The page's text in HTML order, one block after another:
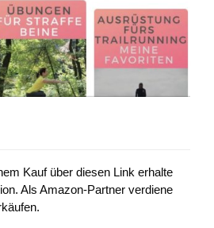
Kauf über diesen Link erhalte
Als Amazon-Partner verdiene